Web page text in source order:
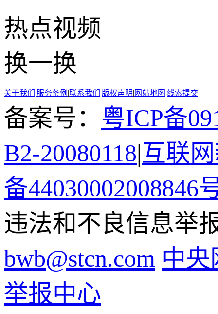
热点视频
换一换
关于我们 |服务条例 |联系我们 |版权声明| 网站地图 |线索提交
备案号： 粤ICP备
B2-20080118|互联
备44030002008846
违法和不良信息举
bwb@stcn.com 中
举报中心